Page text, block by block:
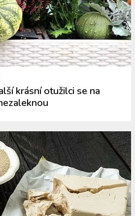
krásní otužilci se na